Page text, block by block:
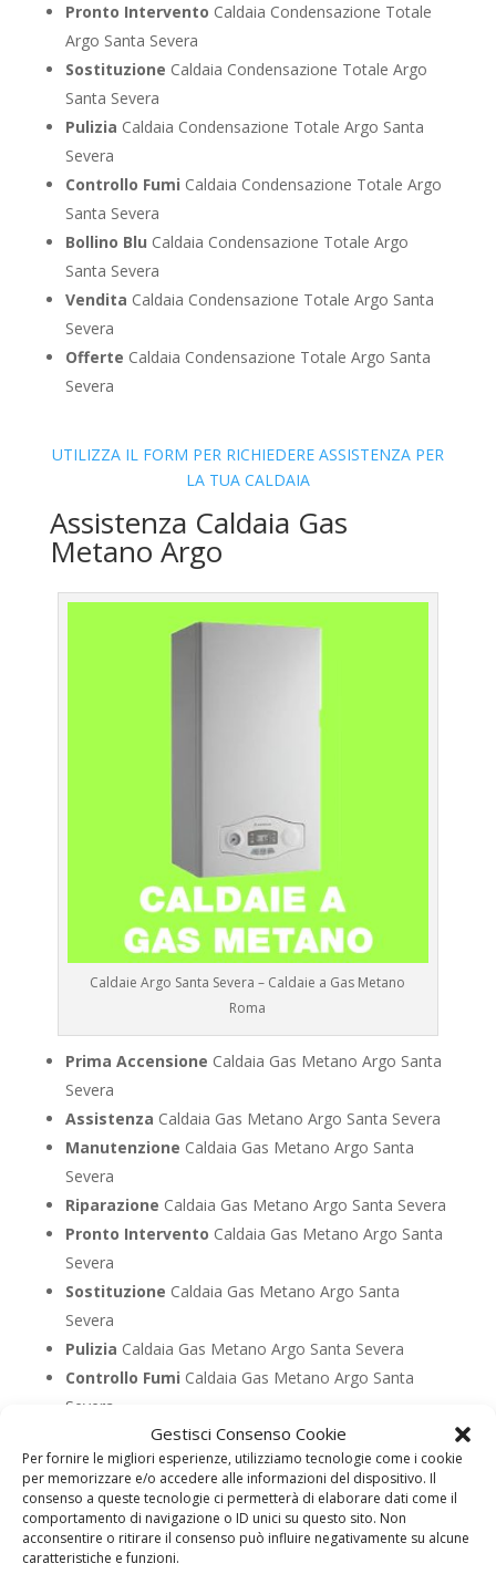
Gestisci Consenso Cookie
Per fornire le migliori esperienze, utilizziamo tecnologie come i cookie
per memorizzare e/o accedere alle informazioni del dispositivo. Il
consenso a queste tecnologie ci permetterà di elaborare dati come il
comportamento di navigazione o ID unici su questo sito. Non
acconsentire o ritirare il consenso può influire negativamente su alcune
caratteristiche e funzioni.
Pronto Intervento Caldaia Condensazione Totale
Argo Santa Severa
Sostituzione Caldaia Condensazione Totale Argo
Santa Severa
Pulizia Caldaia Condensazione Totale Argo Santa
Severa
Controllo Fumi Caldaia Condensazione Totale Argo
Santa Severa
Bollino Blu Caldaia Condensazione Totale Argo
Santa Severa
Vendita Caldaia Condensazione Totale Argo Santa
Severa
Offerte Caldaia Condensazione Totale Argo Santa
Severa
UTILIZZA IL FORM PER RICHIEDERE ASSISTENZA PER
LA TUA CALDAIA
Assistenza Caldaia Gas
Metano Argo
Caldaie Argo Santa Severa – Caldaie a Gas Metano
Roma
Prima Accensione Caldaia Gas Metano Argo Santa
Severa
Assistenza Caldaia Gas Metano Argo Santa Severa
Manutenzione Caldaia Gas Metano Argo Santa
Severa
Riparazione Caldaia Gas Metano Argo Santa Severa
Pronto Intervento Caldaia Gas Metano Argo Santa
Severa
Sostituzione Caldaia Gas Metano Argo Santa
Severa
Pulizia Caldaia Gas Metano Argo Santa Severa
Controllo Fumi Caldaia Gas Metano Argo Santa
Severa
Caldaia Gas Metano Argo Santa Severa
VenditaCaldaia Gas Metano Argo Santa Severa
OfferteCaldaia Gas Metano Argo Santa Severa
UTILIZZA IL FORM PER RICHIEDERE ASSISTENZA PER